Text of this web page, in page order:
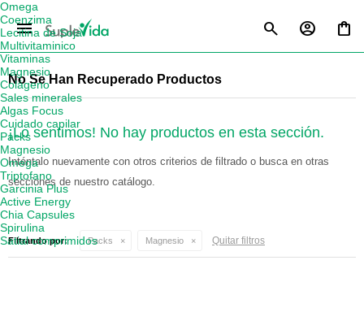
menu
No Se Han Recuperado Productos
¡Lo sentimos! No hay productos en esta sección.
Inténtalo nuevamente con otros criterios de filtrado o busca en otras
secciones de nuestro catálogo.
Filtrando por: Packs Magnesio Quitar filtros
Omega
Coenzima
Lecitina de Soja
Multivitaminico
Vitaminas
Magnesio
Colágeno
Sales minerales
Algas Focus
Cuidado capilar
Packs
Magnesio
Omega
Triptofano
Garcinia Plus
Active Energy
Chia Capsules
Spirulina
Satial comprimidos